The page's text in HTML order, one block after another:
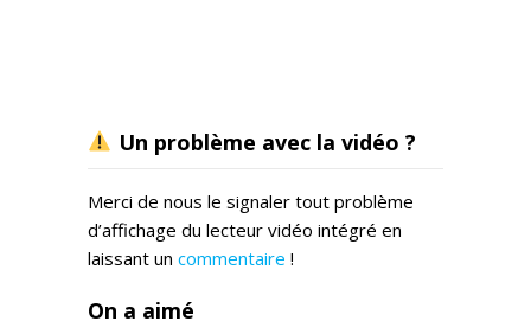
Un problème avec la vidéo ?
Merci de nous le signaler tout problème
d’affichage du lecteur vidéo intégré en
laissant un commentaire !
On a aimé